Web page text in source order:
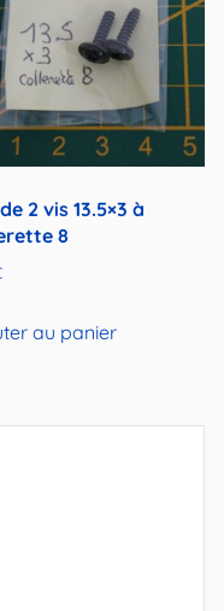
2 vis 13.5×3 à
8
au panier